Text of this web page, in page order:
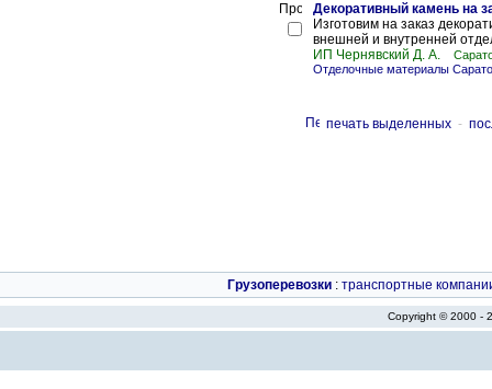
Декоративный камень на
Изготовим на заказ
внешней и внутренней
ИП Чернявский Д. А.
Отделочные материалы
печать выделенных -
Грузоперевозки : транспортные
Copyright © 2000 -